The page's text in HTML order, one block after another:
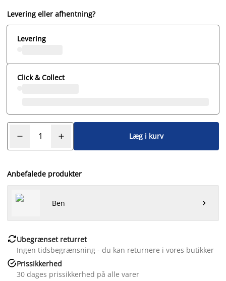
Levering eller afhentning?
Levering
Click & Collect
Læg i kurv
Anbefalede produkter
Ben 
Ubegrænset returret
Ingen tidsbegrænsning - du kan returnere i vores butikker
Prissikkerhed
30 dages prissikkerhed på alle varer